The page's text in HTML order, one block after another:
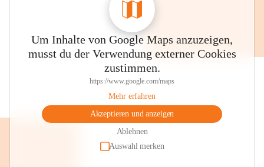
Um Inhalte von Google Maps anzuzeigen,
musst du der Verwendung externer Cookies
zustimmen.
https://www.google.com/maps
Mehr erfahren
Akzeptieren und anzeigen
Ablehnen
Auswahl merken